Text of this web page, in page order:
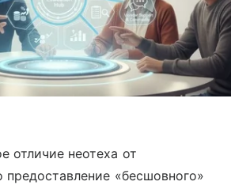
отличие неотеха от
предоставление «бесшовного»